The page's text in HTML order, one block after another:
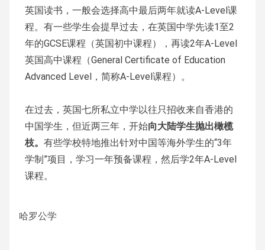
英国读书，一般会选择高中最后两年就读A-Level课
程。有一些学生会提早过去，在英国中学先读1至2
年的GCSE课程（英国初中课程），再读2年A-Level
英国高中课程（General Certificate of Education
Advanced Level，简称A-Level课程）。
在过去，英国七所私立中学以往只招收来自香港的
中国学生，但近两三年，开始向大陆学生抛出橄榄
枝。 有些学校特地推出针对中国等海外学生的“3年
学制”项目，学习一年预备课程，然后学2年A-Level
课程。
哈罗公学